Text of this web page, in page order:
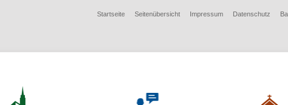
Startseite Seitenübersicht Impressum Datenschutz